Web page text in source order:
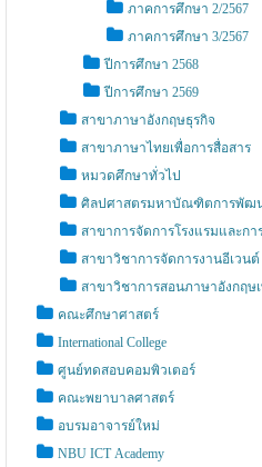
ภาคการศึกษา 2/2567
ภาคการศึกษา 3/2567
ปีการศึกษา 2568
ปีการศึกษา 2569
สาขาภาษาอังกฤษธุรกิจ
สาขาภาษาไทยเพื่อการสื่อสาร
หมวดศึกษาทั่วไป
ศิลปศาสตรมหาบัณฑิตการพัฒ
สาขาการจัดการโรงแรมและกา
สาขาวิชาการจัดการงานอีเวนต์
สาขาวิชาการสอนภาษาอังกฤษ
คณะศึกษาศาสตร์
International College
ศูนย์ทดสอบคอมพิวเตอร์
คณะพยาบาลศาสตร์
อบรมอาจารย์ใหม่
NBU ICT Academy